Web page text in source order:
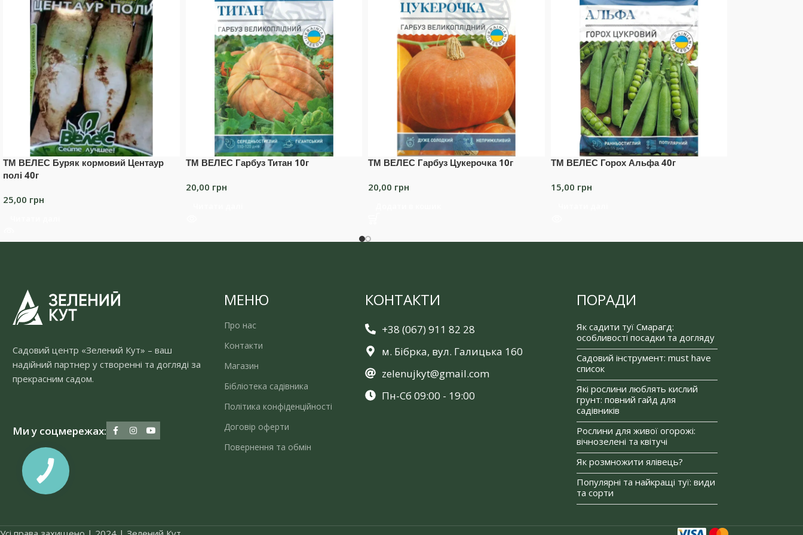
ТМ ВЕЛЕС Буряк кормовий Центаур
полі 40г
25,00 грн
ТМ ВЕЛЕС Гарбуз Титан 10г
20,00 грн
ТМ ВЕЛЕС Гарбуз Цукерочка 10г
20,00 грн
ТМ ВЕЛЕС Горох Альфа 40г
15,00 грн
Садовий центр «Зелений Кут» – ваш
надійний партнер у створенні та догляді за
прекрасним садом.
Ми у соцмережах:
МЕНЮ
Про нас
Контакти
Магазин
Бібліотека садівника
Політика конфіденційності
Договір оферти
Повернення та обмін
КОНТАКТИ
+38 (067) 911 82 28
м. Бібрка, вул. Галицька 160
zelenujkyt@gmail.com
Пн-Сб 09:00 - 19:00
ПОРАДИ
Як садити туї Смарагд:
особливості посадки та догляду
Садовий інструмент: must have
список
Які рослини люблять кислий
грунт: повний гайд для
садівників
Рослини для живої огорожі:
вічнозелені та квітучі
Як розмножити ялівець?
Популярні та найкращі туї: види
та сорти